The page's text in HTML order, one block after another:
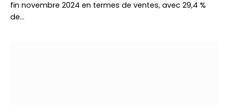
fin novembre 2024 en termes de ventes, avec 29,4 %
de…